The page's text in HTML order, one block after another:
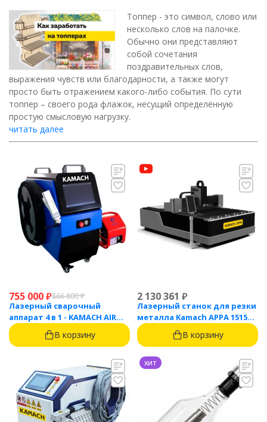
Топпер - это символ, слово или
несколько слов на палочке.
Обычно они представляют
собой сочетания
поздравительных слов,
выражения чувств или благодарности, а также могут
просто быть отражением какого-либо события. По сути
топпер – своего рода флажок, несущий определённую
простую смысловую нагрузку.
читать далее
755 000₽866 800₽
Лазерный сварочный
аппарат 4 в 1 - KAMACH AIR
1500
В корзину
2 130 361 ₽
Лазерный станок для резки
металла Kamach APPA 1515
(1500 Вт)
В корзину
хит